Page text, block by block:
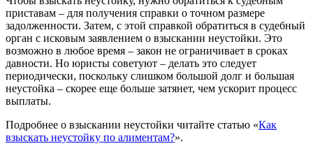
приставам – для получения справки о точном размере
задолженности. Затем, с этой справкой обратиться в судебный
орган с исковым заявлением о взыскании неустойки. Это
возможно в любое время – закон не ограничивает в сроках
давности. Но юристы советуют – делать это следует
периодически, поскольку слишком большой долг и большая
неустойка – скорее еще больше затянет, чем ускорит процесс
выплаты.
Подробнее о взыскании неустойки читайте статью «Как
взыскать неустойку по алиментам?».